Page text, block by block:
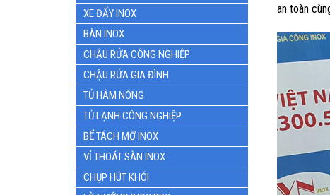
XE ĐẨY INOX
BÀN INOX
CHẬU RỬA CÔNG NGHIỆP
CHẬU RỬA GIA ĐÌNH
TỦ HÂM NÓNG
TỦ LẠNH CÔNG NGHIỆP
BỂ TÁCH MỠ INOX
VỈ THOÁT SÀN INOX
CHỤP HÚT KHÓI
an toàn